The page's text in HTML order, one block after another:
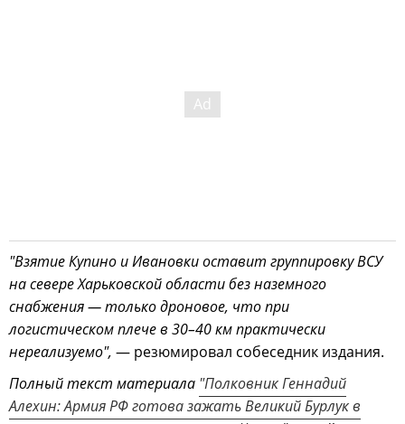
"Взятие Купино и Ивановки оставит группировку ВСУ
на севере Харьковской области без наземного
снабжения — только дроновое, что при
логистическом плече в 30–40 км практически
нереализуемо", — резюмировал собеседник издания.
Полный текст материала "Полковник Геннадий
Алехин: Армия РФ готова зажать Великий Бурлук в